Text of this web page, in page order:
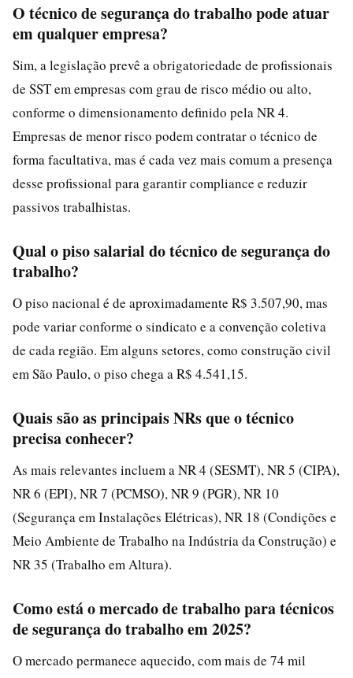
O técnico de segurança do trabalho pode atuar
em qualquer empresa?
Sim, a legislação prevê a obrigatoriedade de profissionais
de SST em empresas com grau de risco médio ou alto,
conforme o dimensionamento definido pela NR 4.
Empresas de menor risco podem contratar o técnico de
forma facultativa, mas é cada vez mais comum a presença
desse profissional para garantir compliance e reduzir
passivos trabalhistas.
Qual o piso salarial do técnico de segurança do
trabalho?
O piso nacional é de aproximadamente R$ 3.507,90, mas
pode variar conforme o sindicato e a convenção coletiva
de cada região. Em alguns setores, como construção civil
em São Paulo, o piso chega a R$ 4.541,15.
Quais são as principais NRs que o técnico
precisa conhecer?
As mais relevantes incluem a NR 4 (SESMT), NR 5 (CIPA),
NR 6 (EPI), NR 7 (PCMSO), NR 9 (PGR), NR 10
(Segurança em Instalações Elétricas), NR 18 (Condições e
Meio Ambiente de Trabalho na Indústria da Construção) e
NR 35 (Trabalho em Altura).
Como está o mercado de trabalho para técnicos
de segurança do trabalho em 2025?
O mercado permanece aquecido, com mais de 74 mil